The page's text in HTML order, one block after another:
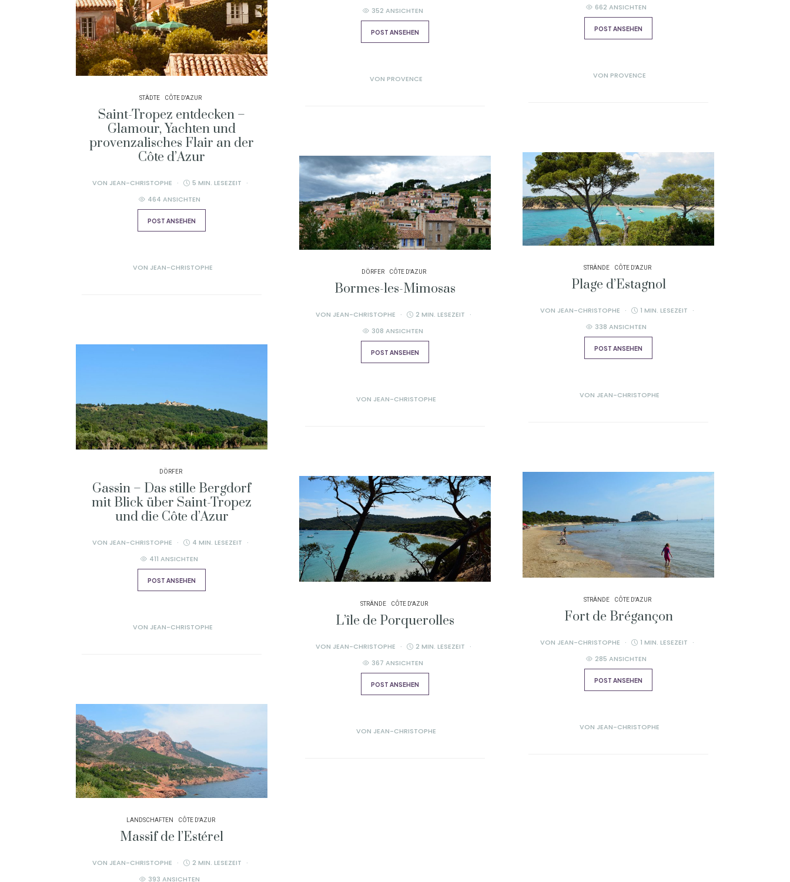
STÄDTE CÔTE D'AZUR
Saint-Tropez entdecken –
Glamour, Yachten und
provenzalisches Flair an der
Côte d’Azur
VON JEAN-CHRISTOPHE
5 MIN. LESEZEIT
464 ANSICHTEN
POST ANSEHEN
VON JEAN-CHRISTOPHE
352 ANSICHTEN
POST ANSEHEN
VON PROVENCE
662 ANSICHTEN
POST ANSEHEN
VON PROVENCE
DÖRFER
Gassin – Das stille Bergdorf
mit Blick über Saint-Tropez
und die Côte d’Azur
VON JEAN-CHRISTOPHE
4 MIN. LESEZEIT
411 ANSICHTEN
POST ANSEHEN
VON JEAN-CHRISTOPHE
DÖRFER CÔTE D'AZUR
Bormes-les-Mimosas
VON JEAN-CHRISTOPHE
2 MIN. LESEZEIT
308 ANSICHTEN
POST ANSEHEN
VON JEAN-CHRISTOPHE
STRÄNDE CÔTE D'AZUR
Plage d’Estagnol
VON JEAN-CHRISTOPHE
1 MIN. LESEZEIT
338 ANSICHTEN
POST ANSEHEN
VON JEAN-CHRISTOPHE
LANDSCHAFTEN CÔTE D'AZUR
Massif de l’Estérel
VON JEAN-CHRISTOPHE
2 MIN. LESEZEIT
393 ANSICHTEN
STRÄNDE CÔTE D'AZUR
L’île de Porquerolles
VON JEAN-CHRISTOPHE
2 MIN. LESEZEIT
367 ANSICHTEN
POST ANSEHEN
VON JEAN-CHRISTOPHE
STRÄNDE CÔTE D'AZUR
Fort de Brégançon
VON JEAN-CHRISTOPHE
1 MIN. LESEZEIT
285 ANSICHTEN
POST ANSEHEN
VON JEAN-CHRISTOPHE